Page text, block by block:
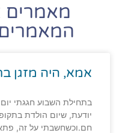
מאמרים
אמא, היה מזגן
בתחילת השבוע חגגתי
יודעת, שיום הולדת
חם.וכשחשבתי על זה,